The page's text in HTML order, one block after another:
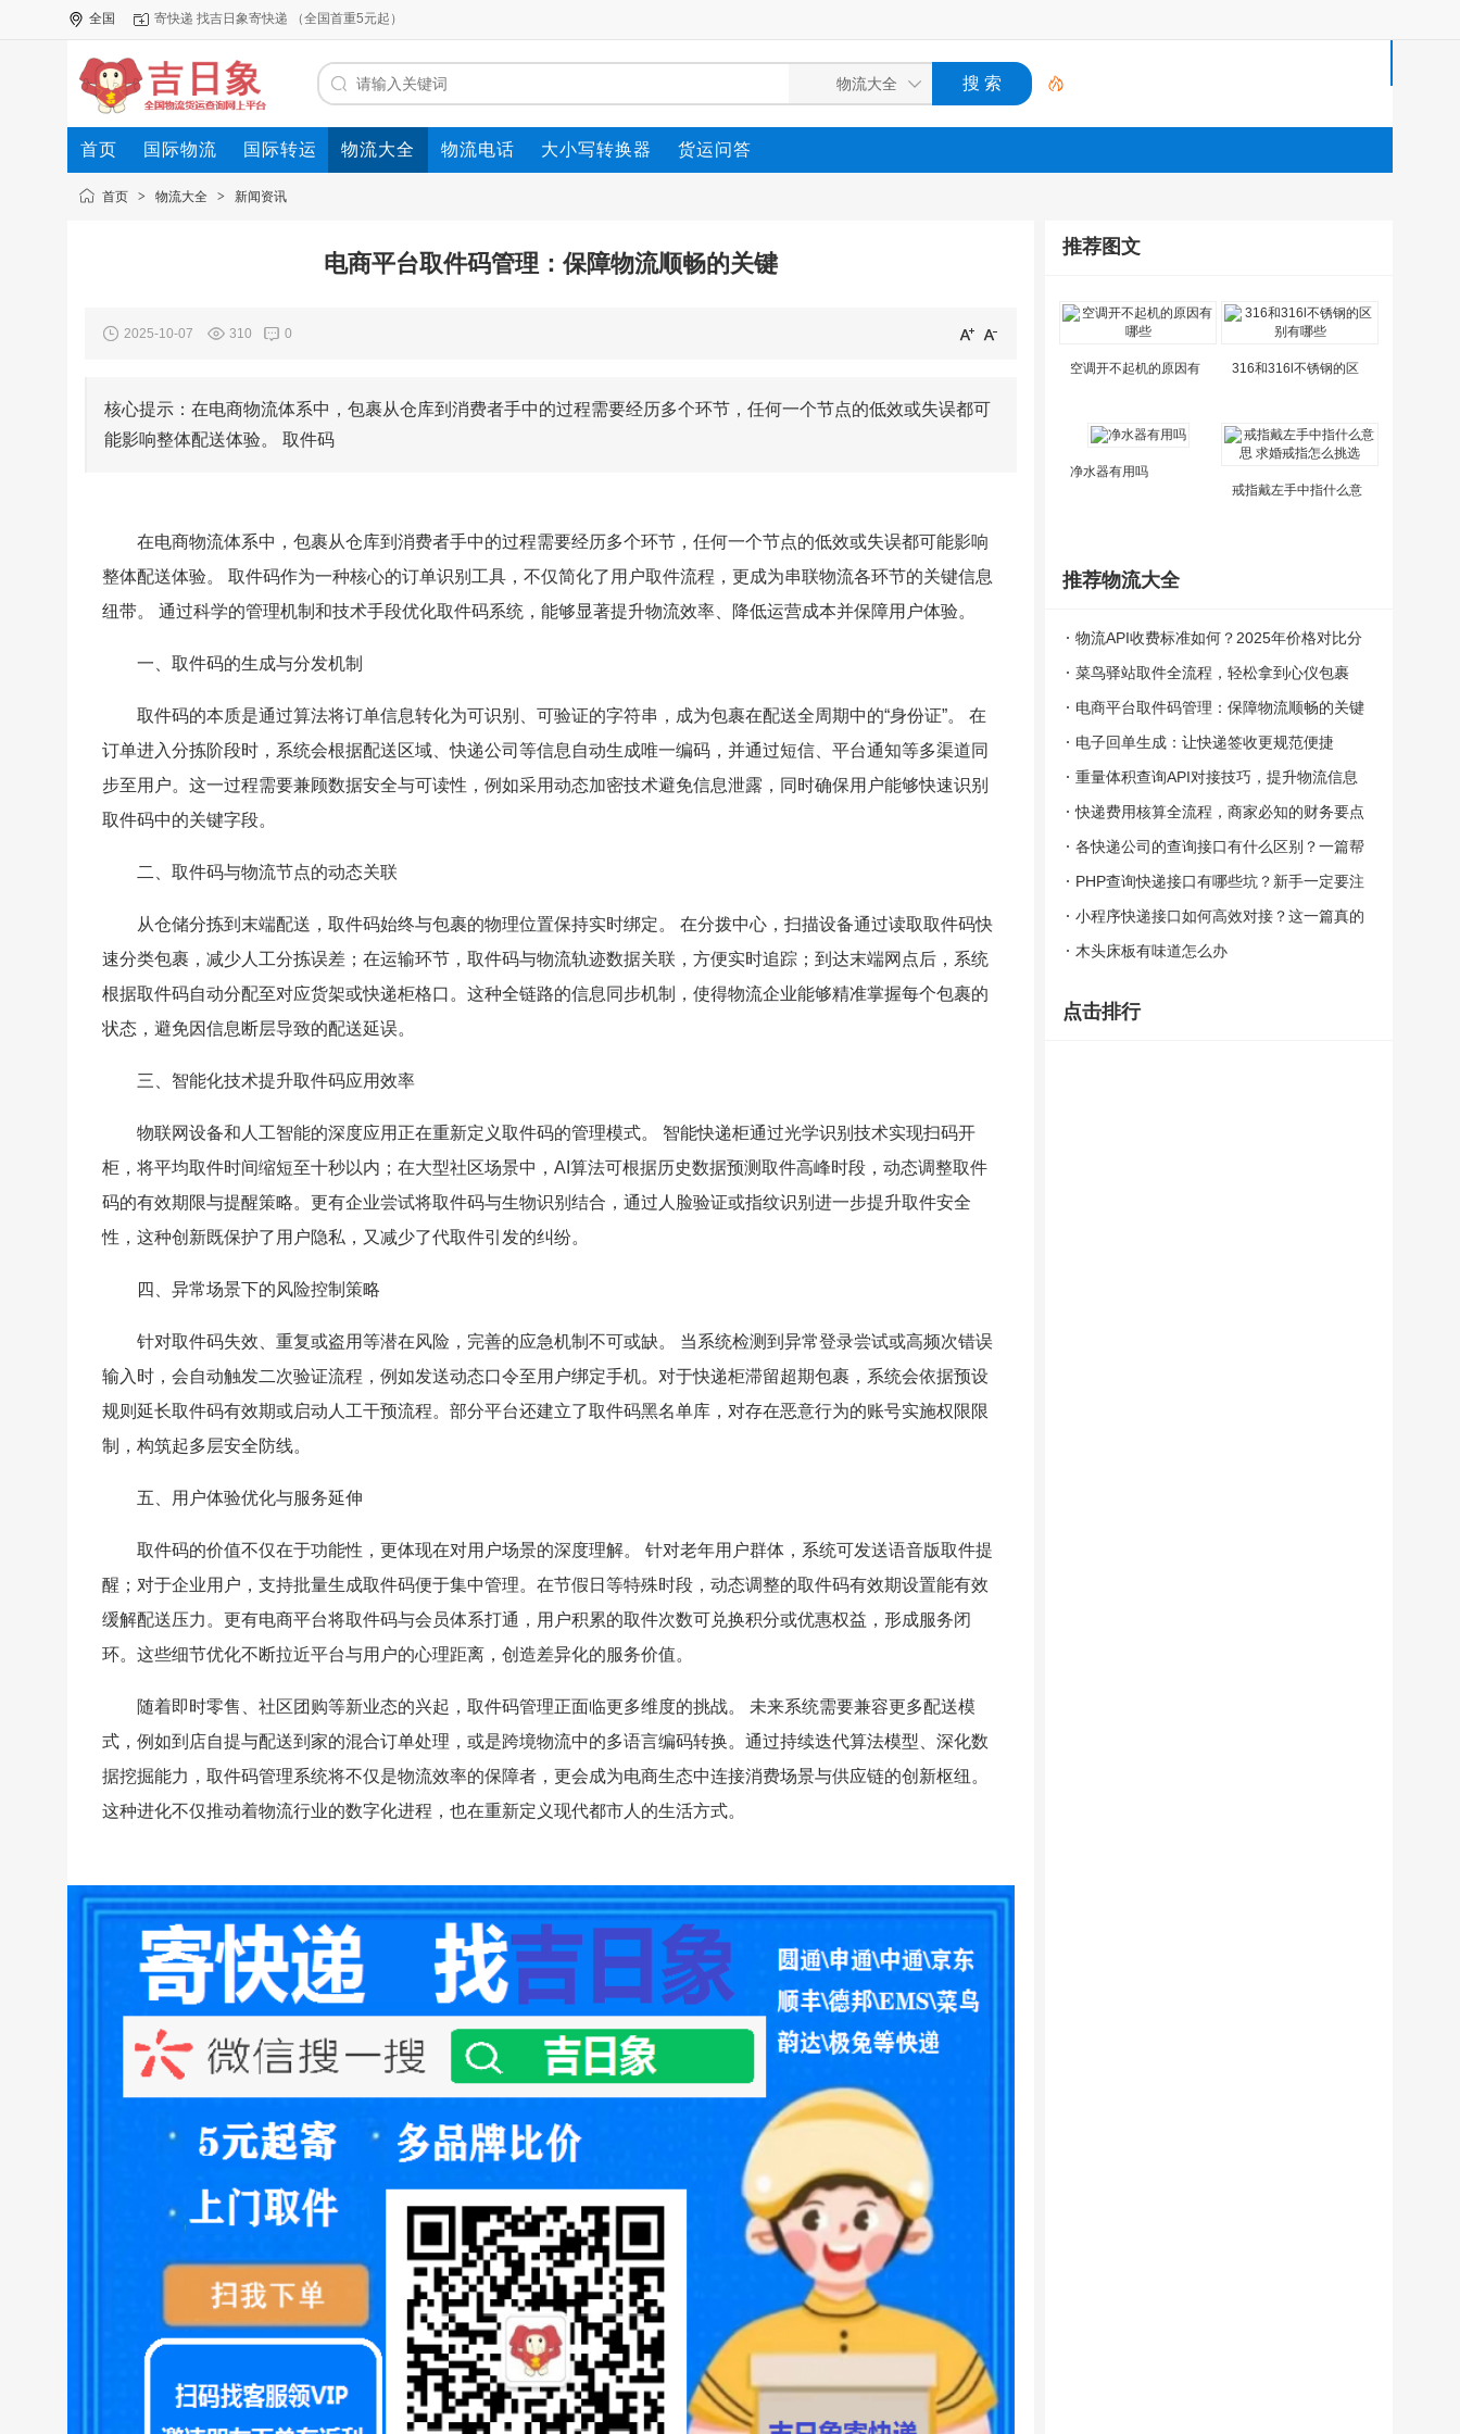
全国 寄快递 找吉日象寄快递 （全国首重5元起）
首页 国际物流 国际转运 物流大全 物流电话 大小写转换器 货运问答
首页 > 物流大全 > 新闻资讯
电商平台取件码管理：保障物流顺畅的关键
2025-10-07 310 0
核心提示：在电商物流体系中，包裹从仓库到消费者手中的过程需要经历多个环节，任何一个节点的低效或失误都可
能影响整体配送体验。 取件码
在电商物流体系中，包裹从仓库到消费者手中的过程需要经历多个环节，任何一个节点的低效或失误都可能影响
整体配送体验。 取件码作为一种核心的订单识别工具，不仅简化了用户取件流程，更成为串联物流各环节的关键信息
纽带。 通过科学的管理机制和技术手段优化取件码系统，能够显著提升物流效率、降低运营成本并保障用户体验。
一、取件码的生成与分发机制
取件码的本质是通过算法将订单信息转化为可识别、可验证的字符串，成为包裹在配送全周期中的“身份证”。 在
订单进入分拣阶段时，系统会根据配送区域、快递公司等信息自动生成唯一编码，并通过短信、平台通知等多渠道同
步至用户。这一过程需要兼顾数据安全与可读性，例如采用动态加密技术避免信息泄露，同时确保用户能够快速识别
取件码中的关键字段。
二、取件码与物流节点的动态关联
从仓储分拣到末端配送，取件码始终与包裹的物理位置保持实时绑定。 在分拨中心，扫描设备通过读取取件码快
速分类包裹，减少人工分拣误差；在运输环节，取件码与物流轨迹数据关联，方便实时追踪；到达末端网点后，系统
根据取件码自动分配至对应货架或快递柜格口。这种全链路的信息同步机制，使得物流企业能够精准掌握每个包裹的
状态，避免因信息断层导致的配送延误。
三、智能化技术提升取件码应用效率
物联网设备和人工智能的深度应用正在重新定义取件码的管理模式。 智能快递柜通过光学识别技术实现扫码开
柜，将平均取件时间缩短至十秒以内；在大型社区场景中，AI算法可根据历史数据预测取件高峰时段，动态调整取件
码的有效期限与提醒策略。更有企业尝试将取件码与生物识别结合，通过人脸验证或指纹识别进一步提升取件安全
性，这种创新既保护了用户隐私，又减少了代取件引发的纠纷。
四、异常场景下的风险控制策略
针对取件码失效、重复或盗用等潜在风险，完善的应急机制不可或缺。 当系统检测到异常登录尝试或高频次错误
输入时，会自动触发二次验证流程，例如发送动态口令至用户绑定手机。对于快递柜滞留超期包裹，系统会依据预设
规则延长取件码有效期或启动人工干预流程。部分平台还建立了取件码黑名单库，对存在恶意行为的账号实施权限限
制，构筑起多层安全防线。
五、用户体验优化与服务延伸
取件码的价值不仅在于功能性，更体现在对用户场景的深度理解。 针对老年用户群体，系统可发送语音版取件提
醒；对于企业用户，支持批量生成取件码便于集中管理。在节假日等特殊时段，动态调整的取件码有效期设置能有效
缓解配送压力。更有电商平台将取件码与会员体系打通，用户积累的取件次数可兑换积分或优惠权益，形成服务闭
环。这些细节优化不断拉近平台与用户的心理距离，创造差异化的服务价值。
随着即时零售、社区团购等新业态的兴起，取件码管理正面临更多维度的挑战。 未来系统需要兼容更多配送模
式，例如到店自提与配送到家的混合订单处理，或是跨境物流中的多语言编码转换。通过持续迭代算法模型、深化数
据挖掘能力，取件码管理系统将不仅是物流效率的保障者，更会成为电商生态中连接消费场景与供应链的创新枢纽。
这种进化不仅推动着物流行业的数字化进程，也在重新定义现代都市人的生活方式。
推荐图文
空调开不起机的原因有 316和316l不锈钢的区
净水器有用吗
戒指戴左手中指什么意
推荐物流大全
物流API收费标准如何？2025年价格对比分
析！
菜鸟驿站取件全流程，轻松拿到心仪包裹
电商平台取件码管理：保障物流顺畅的关键
电子回单生成：让快递签收更规范便捷
重量体积查询API对接技巧，提升物流信息
准确性
快递费用核算全流程，商家必知的财务要点
各快递公司的查询接口有什么区别？一篇帮
你彻底搞懂！
PHP查询快递接口有哪些坑？新手一定要注
意这些！
小程序快递接口如何高效对接？这一篇真的
太实用了！
木头床板有味道怎么办
点击排行